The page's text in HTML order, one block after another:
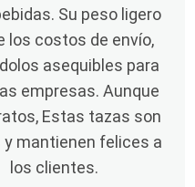
Su peso ligero
los costos de envío,
asequibles para
empresas. Aunque
Estas tazas son
mantienen felices a
los clientes.